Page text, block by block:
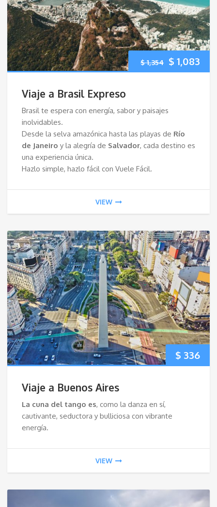
$1,354 El
$ 1,354.
$ 1,083
Viaje a Brasil Expreso
Brasil te espera con energía, sabor y paisajes
inolvidables.
Desde la selva amazónica hasta las playas de Río
de Janeiro y la alegría de Salvador, cada destino es
una experiencia única.
Hazlo simple, hazlo fácil con Vuele Fácil.
VIEW
$ 336
Viaje a Buenos Aires
La cuna del tango es, como la danza en sí,
cautivante, seductora y bulliciosa con vibrante
energía.
VIEW